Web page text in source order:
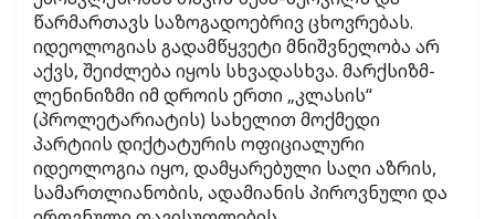
წარმართავს საზოგადოებრივ ცხოვრებას.
იდეოლოგიას გადამწყვეტი მნიშვნელობა არ
აქვს, შეიძლება იყოს სხვადასხვა. მარქსიზმ-
ლენინიზმი იმ დროის ერთი „კლასის“
(პროლეტარიატის) სახელით მოქმედი
პარტიის დიქტატურის ოფიციალური
იდეოლოგია იყო, დამყარებული საღი აზრის,
სამართლიანობის, ადამიანის პიროვნული და